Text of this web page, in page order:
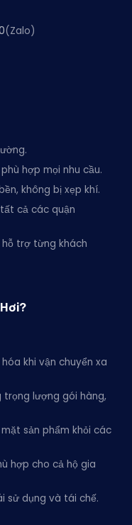
(Zalo)
hợp mọi nhu cầu.
không bị xẹp khí.
cả các quận
trợ từng khách
khi vận chuyển xa
trọng lượng gói hàng,
mặt sản phẩm khỏi các
hợp cho cả hộ gia
sử dụng và tái chế.